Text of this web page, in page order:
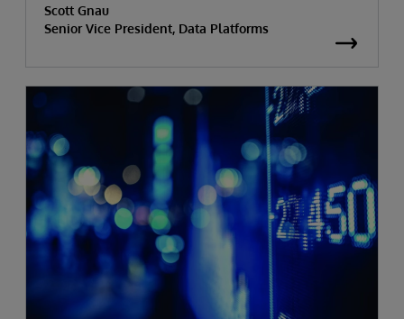
Scott Gnau
Senior Vice President, Data Platforms